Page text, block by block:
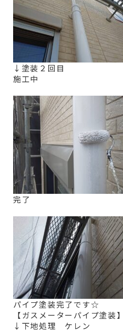
↓塗装２回目
施工中
完了
パイプ塗装完了です☆
【ガスメーターパイプ塗装】
↓下地処理 ケレン